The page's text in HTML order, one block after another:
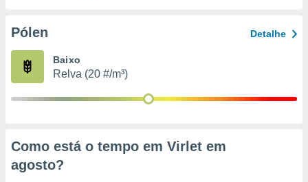
através
estudos
e
Pólen Detalhe
Baixo
Relva (20 #/m³)
Como está o tempo em Virlet em
agosto?